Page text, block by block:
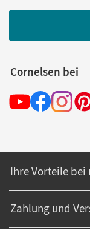
Cornelsen bei
Ihre Vorteile bei
Zahlung und